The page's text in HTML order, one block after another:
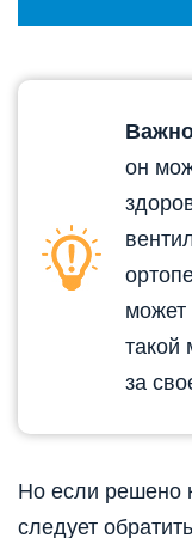
он
может
такой
за
Но если решено
следует